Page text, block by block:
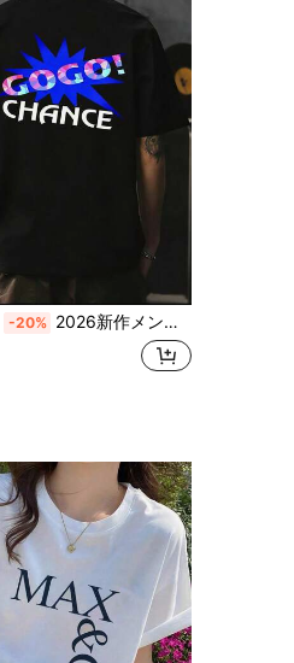
-20% 2026新作メンズTシャツ、シンプルな黒のプリント、綿100%材料で肌にYOしく通気性があり刺激が少ないない、感のあるデザインですごい雰囲気、ゆったりとしたシルエットで体型をカバー、春夏の通常使用いやデート、旅行するに最适